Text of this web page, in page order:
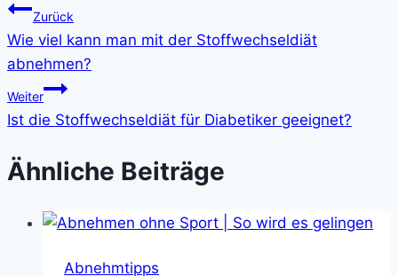
Zurück
Wie viel kann man mit der Stoffwechseldiät
abnehmen?
Weiter
Ist die Stoffwechseldiät für Diabetiker geeignet?
Ähnliche Beiträge
Abnehmtipps